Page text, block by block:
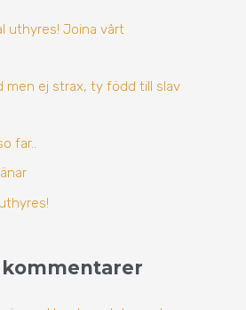
uthyres! Joina vårt
men ej strax, ty född till slav
far..
kommentarer